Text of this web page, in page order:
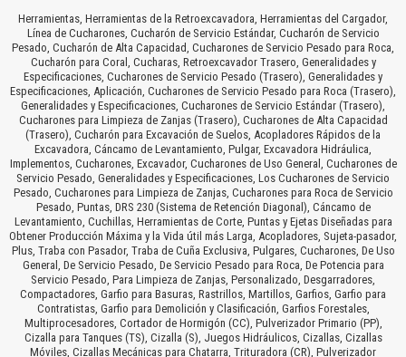
Herramientas, Herramientas de la Retroexcavadora, Herramientas del Cargador,
Línea de Cucharones, Cucharón de Servicio Estándar, Cucharón de Servicio
Pesado, Cucharón de Alta Capacidad, Cucharones de Servicio Pesado para Roca,
Cucharón para Coral, Cucharas, Retroexcavador Trasero, Generalidades y
Especificaciones, Cucharones de Servicio Pesado (Trasero), Generalidades y
Especificaciones, Aplicación, Cucharones de Servicio Pesado para Roca (Trasero),
Generalidades y Especificaciones, Cucharones de Servicio Estándar (Trasero),
Cucharones para Limpieza de Zanjas (Trasero), Cucharones de Alta Capacidad
(Trasero), Cucharón para Excavación de Suelos, Acopladores Rápidos de la
Excavadora, Cáncamo de Levantamiento, Pulgar, Excavadora Hidráulica,
Implementos, Cucharones, Excavador, Cucharones de Uso General, Cucharones de
Servicio Pesado, Generalidades y Especificaciones, Los Cucharones de Servicio
Pesado, Cucharones para Limpieza de Zanjas, Cucharones para Roca de Servicio
Pesado, Puntas, DRS 230 (Sistema de Retención Diagonal), Cáncamo de
Levantamiento, Cuchillas, Herramientas de Corte, Puntas y Ejetas Diseñadas para
Obtener Producción Máxima y la Vida útil más Larga, Acopladores, Sujeta-pasador,
Plus, Traba con Pasador, Traba de Cuña Exclusiva, Pulgares, Cucharones, De Uso
General, De Servicio Pesado, De Servicio Pesado para Roca, De Potencia para
Servicio Pesado, Para Limpieza de Zanjas, Personalizado, Desgarradores,
Compactadores, Garfio para Basuras, Rastrillos, Martillos, Garfios, Garfio para
Contratistas, Garfio para Demolición y Clasificación, Garfios Forestales,
Multiprocesadores, Cortador de Hormigón (CC), Pulverizador Primario (PP),
Cizalla para Tanques (TS), Cizalla (S), Juegos Hidráulicos, Cizallas, Cizallas
Móviles, Cizallas Mecánicas para Chatarra, Trituradora (CR), Pulverizador